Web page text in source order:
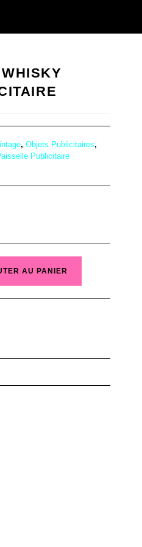
, Objets Publicitaires,
Publicitaire
AU PANIER